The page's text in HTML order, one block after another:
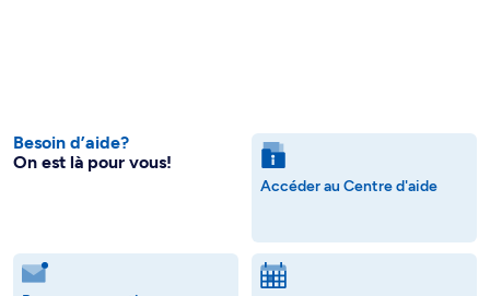
Besoin d’aide?
On est là pour vous!
Accéder au Centre d'aide